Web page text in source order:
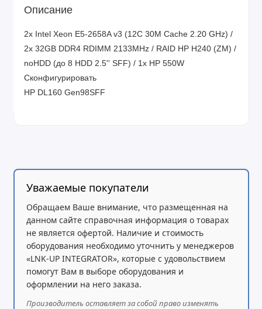
Описание
2x Intel Xeon E5-2658A v3 (12C 30M Cache 2.20 GHz) /
2x 32GB DDR4 RDIMM 2133MHz / RAID HP H240 (ZM) /
noHDD (до 8 HDD 2.5'' SFF) / 1x HP 550W
Сконфигурировать
HP DL160 Gen98SFF
Уважаемые покупатели
Обращаем Ваше внимание, что размещенная на
данном сайте справочная информация о товарах
не является офертой. Наличие и стоимость
оборудования необходимо уточнить у менеджеров
«LNK-UP INTEGRATOR», которые с удовольствием
помогут Вам в выборе оборудования и
оформлении на него заказа.
Производитель оставляет за собой право изменять